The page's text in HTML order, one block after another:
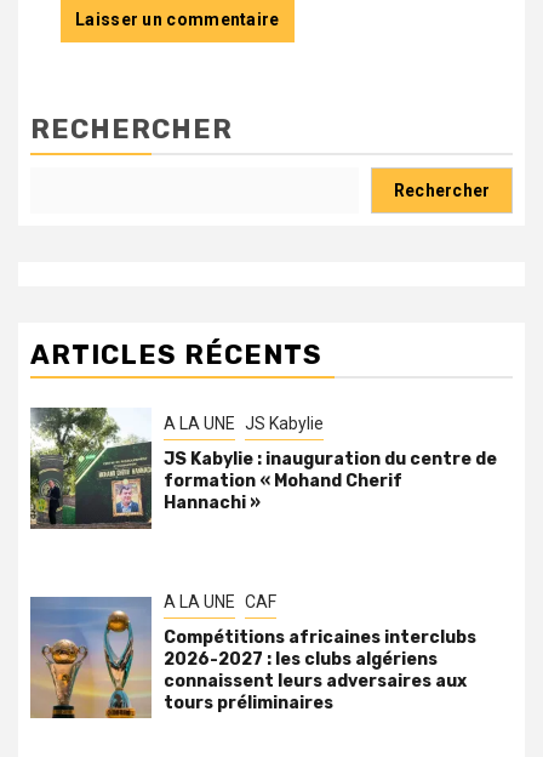
RECHERCHER
Rechercher
ARTICLES RÉCENTS
A LA UNE JS Kabylie
JS Kabylie : inauguration du centre de
formation « Mohand Cherif
Hannachi »
A LA UNE CAF
Compétitions africaines interclubs
2026-2027 : les clubs algériens
connaissent leurs adversaires aux
tours préliminaires